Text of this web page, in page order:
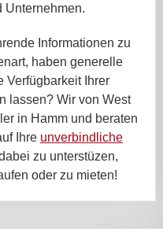
Unternehmen.
Informationen zu
haben generelle
Verfügbarkeit Ihrer
lassen? Wir von West
in Hamm und beraten
Ihre unverbindliche
zu unterstüzen,
oder zu mieten!